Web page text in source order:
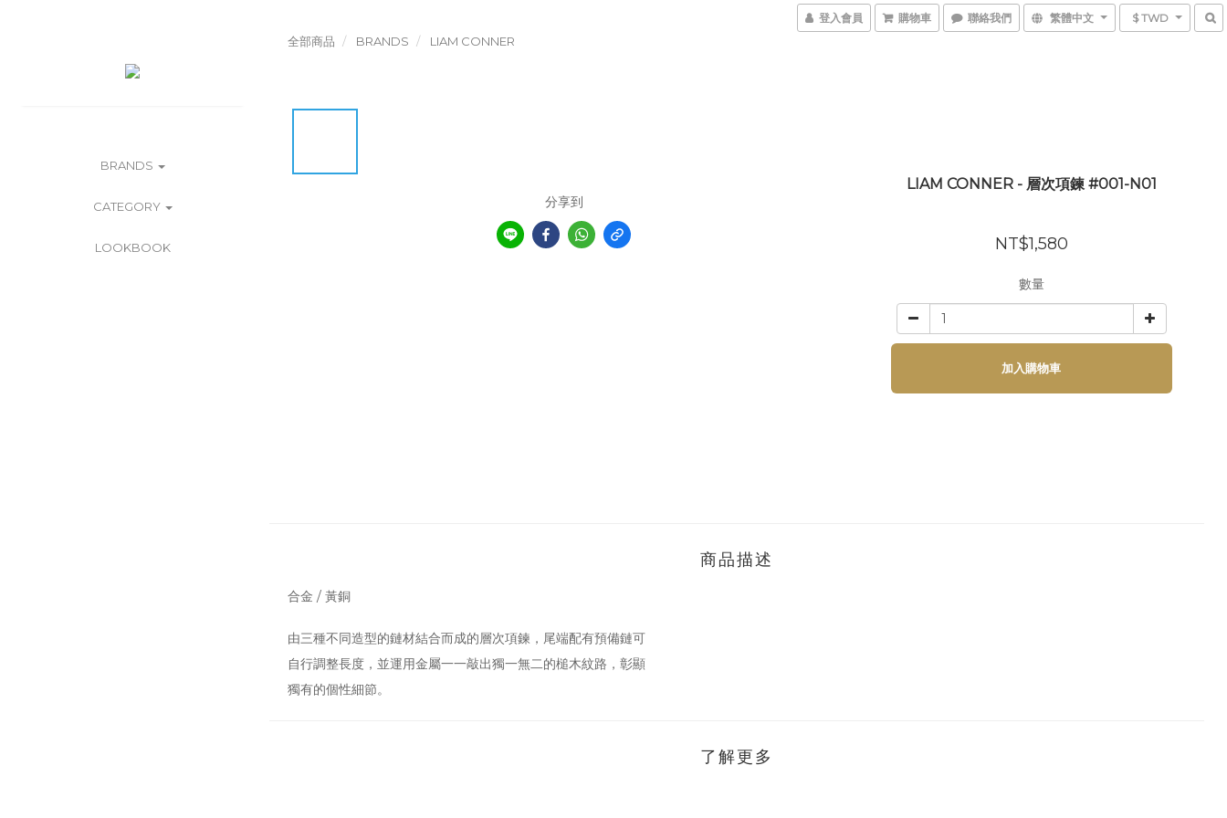
登入會員 購物車 聯絡我們 繁體中文 $ TWD
BRANDS
CATEGORY
LOOKBOOK
全部商品 BRANDS LIAM CONNER
分享到
LIAM CONNER - 層次項鍊 #001-N01
NT$1,580
數量
加入購物車
商品描述
合金 / 黃銅
由三種不同造型的鏈材結合而成的層次項鍊，尾端配有預備鏈可
自行調整長度，並運用金屬一一敲出獨一無二的槌木紋路，彰顯
獨有的個性細節。
了解更多